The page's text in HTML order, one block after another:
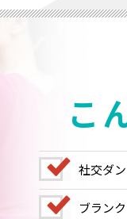
こ
社交ダ
ブラン